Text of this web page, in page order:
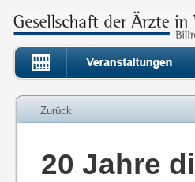
Zurück
20 Jahre